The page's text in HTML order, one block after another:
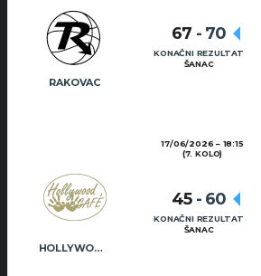
RAKOVAC
67 - 70
KONAČNI REZULTAT
ŠANAC
17/06/2026
18:15
(7. KOLO)
HOLLYWOOD CAFÉ
45 - 60
KONAČNI REZULTAT
ŠANAC